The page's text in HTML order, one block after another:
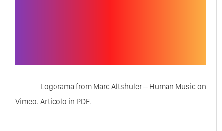
Logorama from Marc Altshuler – Human Music on
Vimeo. Articolo in PDF.